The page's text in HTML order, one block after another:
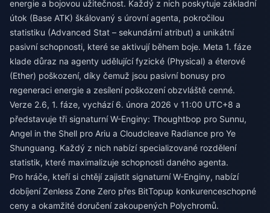
energie a bojovou užitečnost. Každý z nich poskytuje základní
útok (Base ATK) škálovaný s úrovní agenta, pokročilou
statistiku (Advanced Stat – sekundární atribut) a unikátní
pasivní schopnosti, které se aktivují během boje. Meta 1. fáze
klade důraz na agenty udělující fyzické (Physical) a éterové
(Ether) poškození, díky čemuž jsou pasivní bonusy pro
regeneraci energie a zesílení poškození obzvláště cenné.
Verze 2.6, 1. fáze, vychází 6. února 2026 v 11:00 UTC+8 a
představuje tři signaturní W-Enginy: Thoughtbop pro Sunnu,
Angel in the Shell pro Ariu a Cloudcleave Radiance pro Ye
Shunguang. Každý z nich nabízí specializované rozdělení
statistik, které maximalizuje schopnosti daného agenta.
Pro hráče, kteří si chtějí zajistit signaturní W-Enginy, nabízí
dobíjení Zenless Zone Zero přes BitTopup konkurenceschopné
ceny a okamžité doručení zakoupených Polychromů.